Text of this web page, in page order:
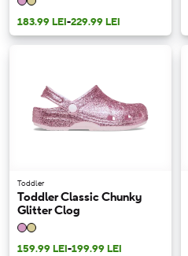
183.99 LEI-229.99 LEI
Toddler
Toddler Classic Chunky
Glitter Clog
159.99 LEI-199.99 LEI